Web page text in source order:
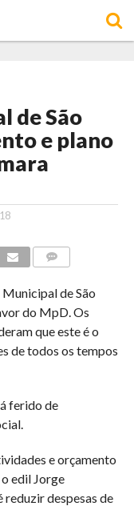
de São
e plano
de São
do MpD. Os
que este é o
de todos os tempos
ferido de
e orçamento
edil Jorge
despesas de